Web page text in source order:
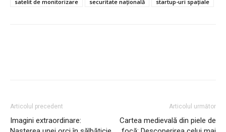
satelit de monitorizare
securitate națională startup-uri spațiale
Articolul precedent
Imagini extraordinare:
Articolul următor
Cartea medievală din piele de